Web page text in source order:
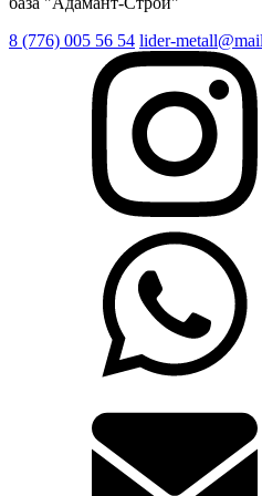
8 (776) 005 56 54 lider-